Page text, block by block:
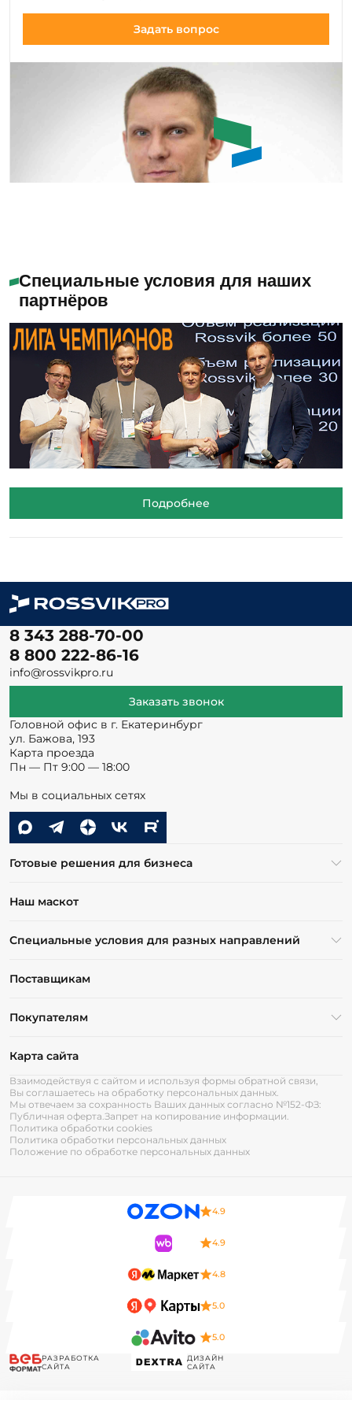
Задать вопрос
Помогу с выбором
Специальные условия для наших
партнёров
Подробнее
8 343 288-70-00
8 800 222-86-16
info@rossvikpro.ru
Заказать звонок
Головной офис в г. Екатеринбург
ул. Бажова, 193
Карта проезда
Пн — Пт 9:00 — 18:00
Мы в социальных сетях
Готовые решения для бизнеса
Наш маскот
Специальные условия для разных направлений
Поставщикам
Покупателям
Карта сайта
Взаимодействуя с сайтом и используя формы обратной связи,
Вы соглашаетесь на обработку персональных данных.
Мы отвечаем за сохранность Ваших данных согласно №152-ФЗ:
Публичная оферта. Запрет на копирование информации.
Политика обработки cookies
Политика обработки персональных данных
Положение по обработке персональных данных
4.9
4.9
4.8
5.0
5.0
РАЗРАБОТКА
САЙТА
ДИЗАЙН
САЙТА